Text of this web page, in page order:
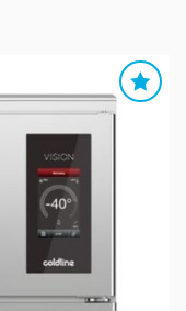
AJOUTER